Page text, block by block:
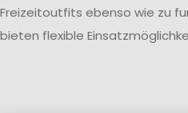
Freizeitoutfits ebenso wie zu
bieten flexible